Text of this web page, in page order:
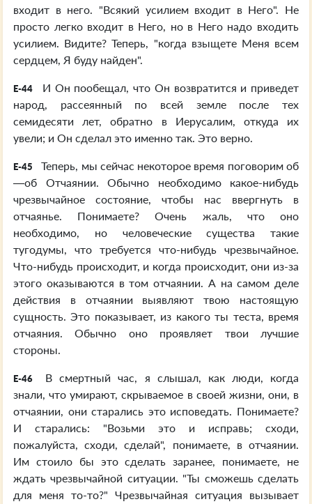
входит в него. "Всякий усилием входит в Него". Не
просто легко входит в Него, но в Него надо входить
усилием. Видите? Теперь, "когда взыщете Меня всем
сердцем, Я буду найден".
E-44
И Он пообещал, что Он возвратится и приведет
народ, рассеянный по всей земле после тех
семидесяти лет, обратно в Иерусалим, откуда их
увели; и Он сделал это именно так. Это верно.
E-45
Теперь, мы сейчас некоторое время поговорим об
—об Отчаянии. Обычно необходимо какое-нибудь
чрезвычайное состояние, чтобы нас ввергнуть в
отчаянье. Понимаете? Очень жаль, что оно
необходимо, но человеческие существа такие
тугодумы, что требуется что-нибудь чрезвычайное.
Что-нибудь происходит, и когда происходит, они из-за
этого оказываются в том отчаянии. А на самом деле
действия в отчаянии выявляют твою настоящую
сущность. Это показывает, из какого ты теста, время
отчаяния. Обычно оно проявляет твои лучшие
стороны.
E-46
В смертный час, я слышал, как люди, когда
знали, что умирают, скрываемое в своей жизни, они, в
отчаянии, они старались это исповедать. Понимаете?
И старались: "Возьми это и исправь; сходи,
пожалуйста, сходи, сделай", понимаете, в отчаянии.
Им стоило бы это сделать заранее, понимаете, не
ждать чрезвычайной ситуации. "Ты сможешь сделать
для меня то-то?" Чрезвычайная ситуация вызывает